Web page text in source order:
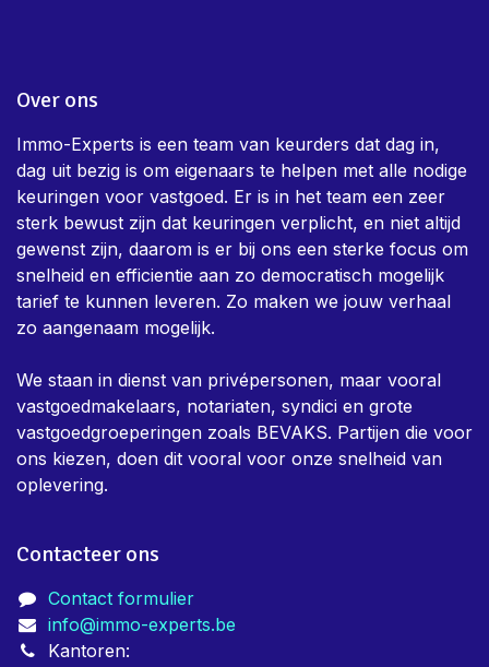
Over ons
Immo-Experts is een team van keurders dat dag in,
dag uit bezig is om eigenaars te helpen met alle nodige
keuringen voor vastgoed. Er is in het team een zeer
sterk bewust zijn dat keuringen verplicht, en niet altijd
gewenst zijn, daarom is er bij ons een sterke focus om
snelheid en efficientie aan zo democratisch mogelijk
tarief te kunnen leveren. Zo maken we jouw verhaal
zo aangenaam mogelijk.
We staan in dienst van privépersonen, maar vooral
vastgoedmakelaars, notariaten, syndici en grote
vastgoedgroeperingen zoals BEVAKS. Partijen die voor
ons kiezen, doen dit vooral voor onze snelheid van
oplevering.
Contacteer ons
Contact formulier
info@immo-experts.be
Kantoren: